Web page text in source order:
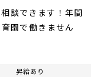
談できます！年間
園で働きません
昇給あり